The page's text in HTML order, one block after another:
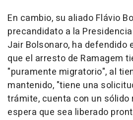
En cambio, su aliado Flávio
precandidato a la
Jair Bolsonaro, ha defendido
que el arresto de Ramagem
"puramente migratorio", al
mantenido, "tiene una
trámite, cuenta con un sólido
espera que sea liberado